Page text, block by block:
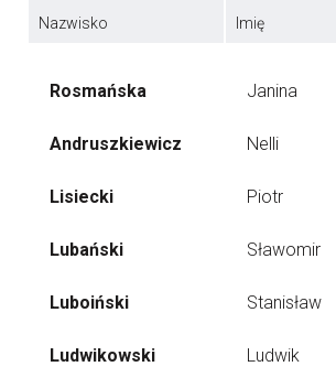
Nazwisko Imię
Rosmańska Janina
Andruszkiewicz Nelli
Lisiecki Piotr
Lubański Sławomir
Luboiński Stanisław
Ludwikowski Ludwik